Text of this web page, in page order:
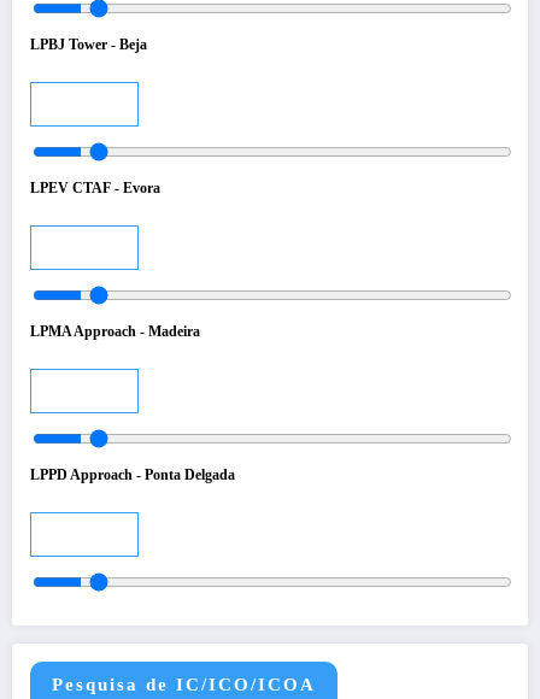
LPBJ Tower - Beja
LPEV CTAF - Evora
LPMA Approach - Madeira
LPPD Approach - Ponta Delgada
Pesquisa de IC/ICO/ICOA